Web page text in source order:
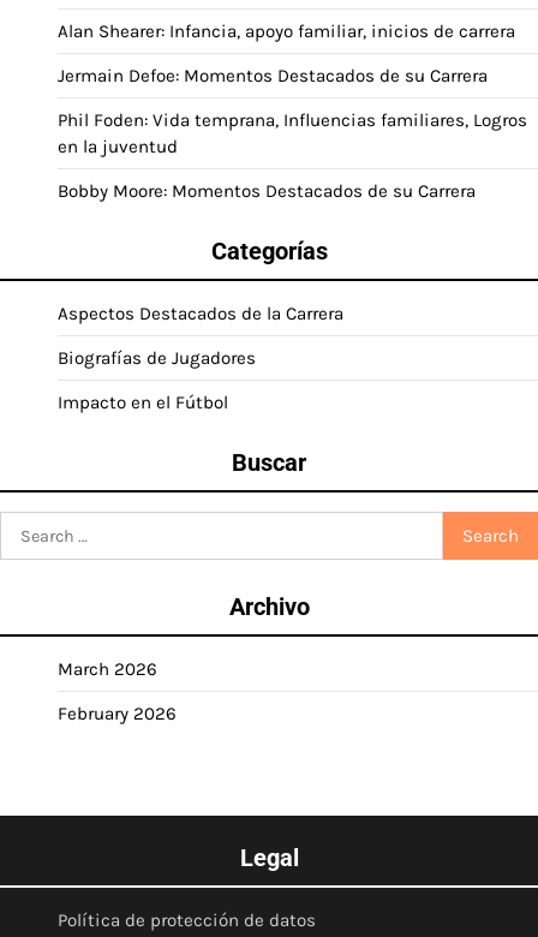
Alan Shearer: Infancia, apoyo familiar, inicios de carrera
Jermain Defoe: Momentos Destacados de su Carrera
Phil Foden: Vida temprana, Influencias familiares, Logros
en la juventud
Bobby Moore: Momentos Destacados de su Carrera
Categorías
Aspectos Destacados de la Carrera
Biografías de Jugadores
Impacto en el Fútbol
Buscar
for:
Archivo
March 2026
February 2026
Legal
Política de protección de datos